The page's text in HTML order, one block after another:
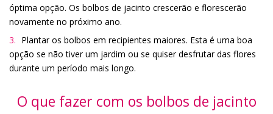
óptima opção. Os bolbos de jacinto crescerão e florescerão
novamente no próximo ano.
Plantar os bolbos em recipientes maiores. Esta é uma boa
opção se não tiver um jardim ou se quiser desfrutar das flores
durante um período mais longo.
O que fazer com os bolbos de jacinto